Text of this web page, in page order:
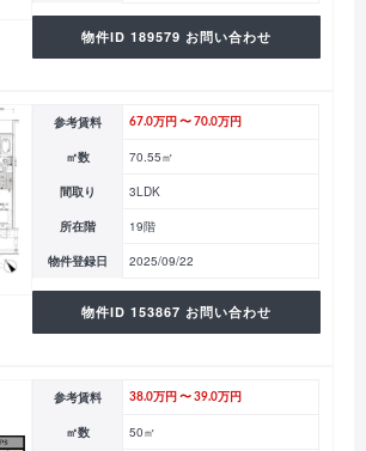
物件ID 189579 お問い合わせ
参考賃料 67.0万円 〜 70.0万円
㎡数 70.55㎡
間取り 3LDK
所在階 19階
物件登録日 2025/09/22
物件ID 153867 お問い合わせ
参考賃料 38.0万円 〜 39.0万円
㎡数 50㎡